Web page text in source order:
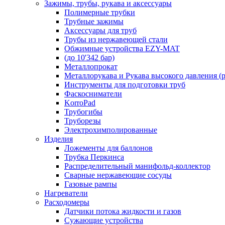
Зажимы, трубы, рукава и аксессуары
Полимерные трубки
Трубные зажимы
Аксессуары для труб
Трубы из нержавеющей стали
Обжимные устройства EZY-MAT
(до 10'342 бар)
Металлопрокат
Металлорукава и Рукава высокого давления
Инструменты для подготовки труб
Фаскосниматели
KorroPad
Трубогибы
Труборезы
Электрохимполированные
Изделия
Ложементы для баллонов
Трубка Перкинса
Распределительный манифольд-коллектор
Сварные нержавеющие сосуды
Газовые рампы
Нагреватели
Расходомеры
Датчики потока жидкости и газов
Сужающие устройства